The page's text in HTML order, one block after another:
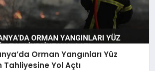
Orman Yangınları Yüz
Tahliyesine Yol Açtı